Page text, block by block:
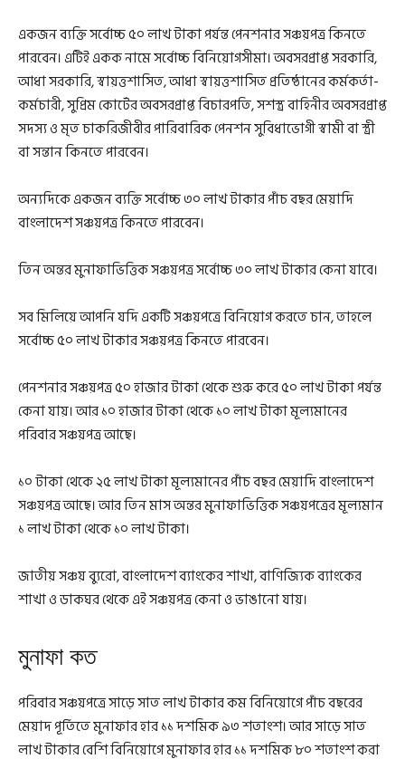
একজন ব্যক্তি সর্বোচ্চ ৫০ লাখ টাকা পর্যন্ত পেনশনার সঞ্চয়পত্র কিনতে
পারবেন। এটিই একক নামে সর্বোচ্চ বিনিয়োগসীমা। অবসরপ্রাপ্ত সরকারি,
আধা সরকারি, স্বায়ত্তশাসিত, আধা স্বায়ত্তশাসিত প্রতিষ্ঠানের কর্মকর্তা-
কর্মচারী, সুপ্রিম কোর্টের অবসরপ্রাপ্ত বিচারপতি, সশস্ত্র বাহিনীর অবসরপ্রাপ্ত
সদস্য ও মৃত চাকরিজীবীর পারিবারিক পেনশন সুবিধাভোগী স্বামী বা স্ত্রী
বা সন্তান কিনতে পারবেন।
অন্যদিকে একজন ব্যক্তি সর্বোচ্চ ৩০ লাখ টাকার পাঁচ বছর মেয়াদি
বাংলাদেশ সঞ্চয়পত্র কিনতে পারবেন।
তিন অন্তর মুনাফাভিত্তিক সঞ্চয়পত্র সর্বোচ্চ ৩০ লাখ টাকার কেনা যাবে।
সব মিলিয়ে আপনি যদি একটি সঞ্চয়পত্রে বিনিয়োগ করতে চান, তাহলে
সর্বোচ্চ ৫০ লাখ টাকার সঞ্চয়পত্র কিনতে পারবেন।
পেনশনার সঞ্চয়পত্র ৫০ হাজার টাকা থেকে শুরু করে ৫০ লাখ টাকা পর্যন্ত
কেনা যায়। আর ১০ হাজার টাকা থেকে ১০ লাখ টাকা মূল্যমানের
পরিবার সঞ্চয়পত্র আছে।
১০ টাকা থেকে ২৫ লাখ টাকা মূল্যমানের পাঁচ বছর মেয়াদি বাংলাদেশ
সঞ্চয়পত্র আছে। আর তিন মাস অন্তর মুনাফাভিত্তিক সঞ্চয়পত্রের মূল্যমান
১ লাখ টাকা থেকে ১০ লাখ টাকা।
জাতীয় সঞ্চয় ব্যুরো, বাংলাদেশ ব্যাংকের শাখা, বাণিজ্যিক ব্যাংকের
শাখা ও ডাকঘর থেকে এই সঞ্চয়পত্র কেনা ও ভাঙানো যায়।
মুনাফা কত
পরিবার সঞ্চয়পত্রে সাড়ে সাত লাখ টাকার কম বিনিয়োগে পাঁচ বছরের
মেয়াদ পূর্তিতে মুনাফার হার ১১ দশমিক ৯৩ শতাংশ। আর সাড়ে সাত
লাখ টাকার বেশি বিনিয়োগে মুনাফার হার ১১ দশমিক ৮০ শতাংশ করা